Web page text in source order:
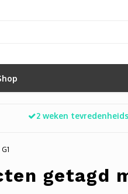
2 weken
G1
getagd